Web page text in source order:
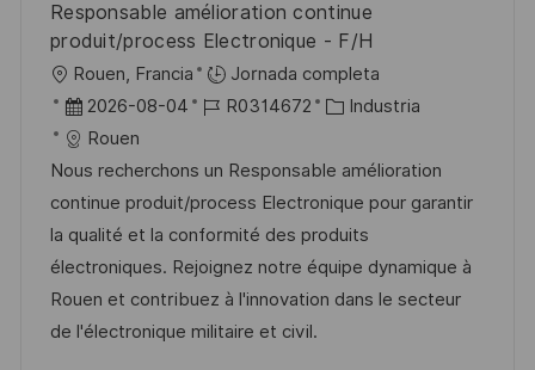
b
c
a
o
Responsable amélioration continue
produit/process Electronique - F/H
U
b
c
a
c
i
ó
n
Rouen, Francia
Jornada completa
F
e
c
h
a
d
e
p
2026-08-04
I
d
e
e
m
p
l
R0314672
C
t
e
g
o
r
Industria
Rouen
Nous recherchons un Responsable amélioration
continue produit/process Electronique pour garantir
la qualité et la conformité des produits
électroniques. Rejoignez notre équipe dynamique à
Rouen et contribuez à l'innovation dans le secteur
de l'électronique militaire et civil.